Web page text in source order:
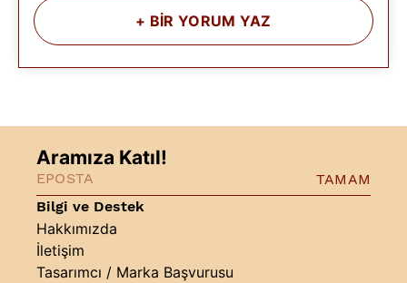
+ BİR YORUM YAZ
Bilgi ve Destek
Hakkımızda
İletişim
Tasarımcı / Marka Başvurusu
Aramıza Katıl!
TAMAM